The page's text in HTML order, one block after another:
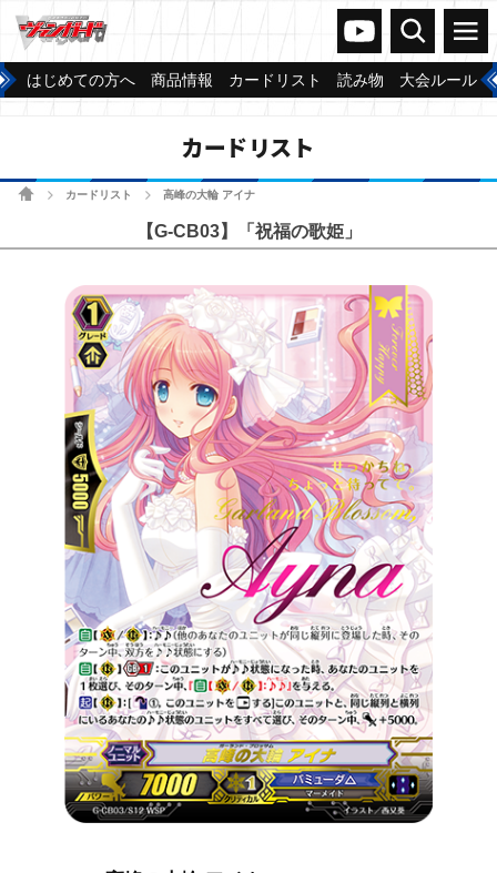
ヴァンガードch
検索 メニュー
はじめての方へ 商品情報 カードリスト 読み物 大会ルール
カードリスト
ホームカードリスト 高峰の大輪 アイナ
【G-CB03】「祝福の歌姫」